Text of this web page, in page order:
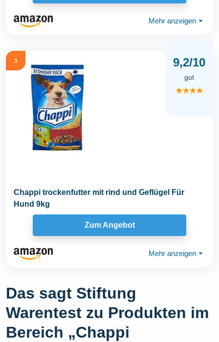
Mehr anzeigen ⏷
3 9,2/10
gut
★★★★
Chappi trockenfutter mit rind und Geflügel Für
Hund 9kg
Zum Angebot
Mehr anzeigen ⏷
Das sagt Stiftung
Warentest zu Produkten im
Bereich „Chappi